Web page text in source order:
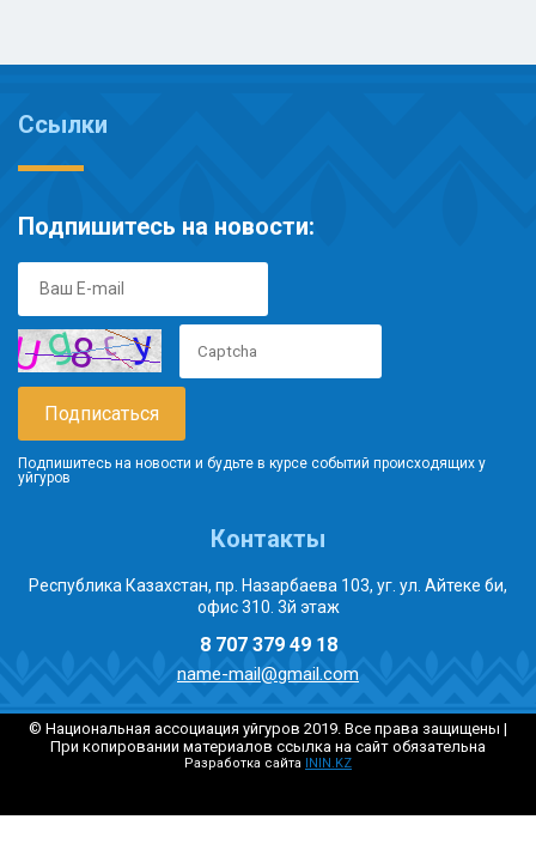
Ссылки
Подпишитесь на новости:
Подпишитесь на новости и будьте в курсе событий происходящих у
уйгуров
Контакты
Республика Казахстан, пр. Назарбаева 103, уг. ул. Айтеке би,
офис 310. 3й этаж
8 707 379 49 18
name-mail@gmail.com
© Национальная ассоциация уйгуров 2019. Все права защищены |
При копировании материалов ссылка на сайт обязательна
Разработка сайта ININ.KZ